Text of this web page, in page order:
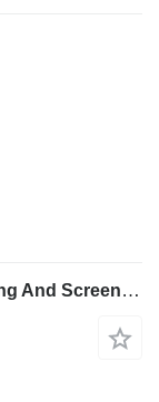
FABO FULLSTAR 90 Crushing, Washing And Screening Plant